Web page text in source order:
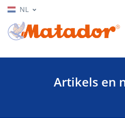
NL
Artikels en